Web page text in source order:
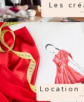
Les
Location